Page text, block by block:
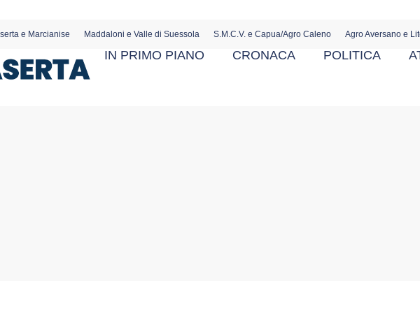
e Marcianise Maddaloni e Valle di Suessola S.M.C.V. e Capua/Agro Caleno Agro Aversano e
IN PRIMO PIANO CRONACA POLITICA